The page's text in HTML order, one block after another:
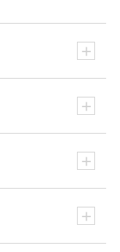
+
+
+
+